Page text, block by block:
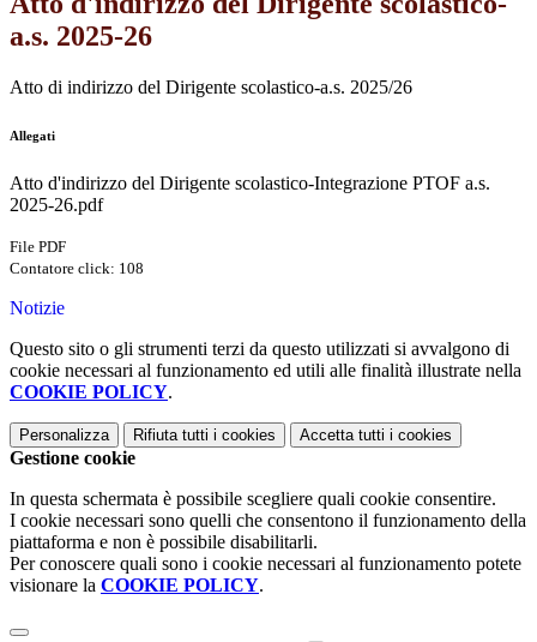
a.s. 2025-26
Atto di indirizzo del Dirigente scolastico-a.s. 2025/26
Allegati
Atto d'indirizzo del Dirigente scolastico-Integrazione PTOF a.s.
2025-26.pdf
File PDF
Contatore click: 108
Notizie
Questo sito o gli strumenti terzi da questo utilizzati si avvalgono di
cookie necessari al funzionamento ed utili alle finalità illustrate nella
COOKIE POLICY.
Personalizza Rifiuta tutti i cookies Accetta tutti i cookies
Gestione cookie
In questa schermata è possibile scegliere quali cookie consentire.
I cookie necessari sono quelli che consentono il funzionamento della
piattaforma e non è possibile disabilitarli.
Per conoscere quali sono i cookie necessari al funzionamento potete
visionare la COOKIE POLICY.